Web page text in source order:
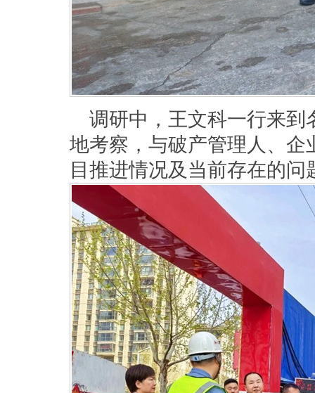
调研中，王文科一行来到
地考察，与破产管理人、
目推进情况及当前存在的问